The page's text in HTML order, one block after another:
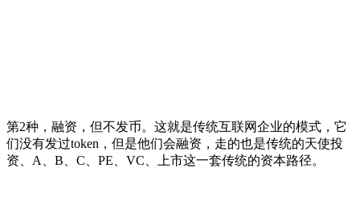
第2种，融资，但不发币。这就是传统互联网企业的模式，它
们没有发过token，但是他们会融资，走的也是传统的天使投
资、A、B、C、PE、VC、上市这一套传统的资本路径。